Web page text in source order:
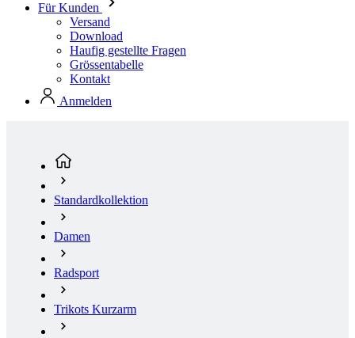
Für Kunden
Versand
Download
Haufig gestellte Fragen
Grössentabelle
Kontakt
Anmelden
Standardkollektion
Damen
Radsport
Trikots Kurzarm